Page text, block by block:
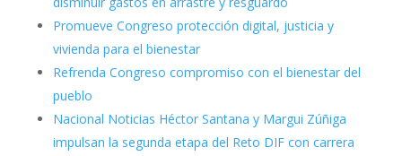
Promueve Congreso protección digital, justicia y
vivienda para el bienestar
Refrenda Congreso compromiso con el bienestar del
pueblo
Nacional Noticias Héctor Santana y Margui Zúñiga
impulsan la segunda etapa del Reto DIF con carrera